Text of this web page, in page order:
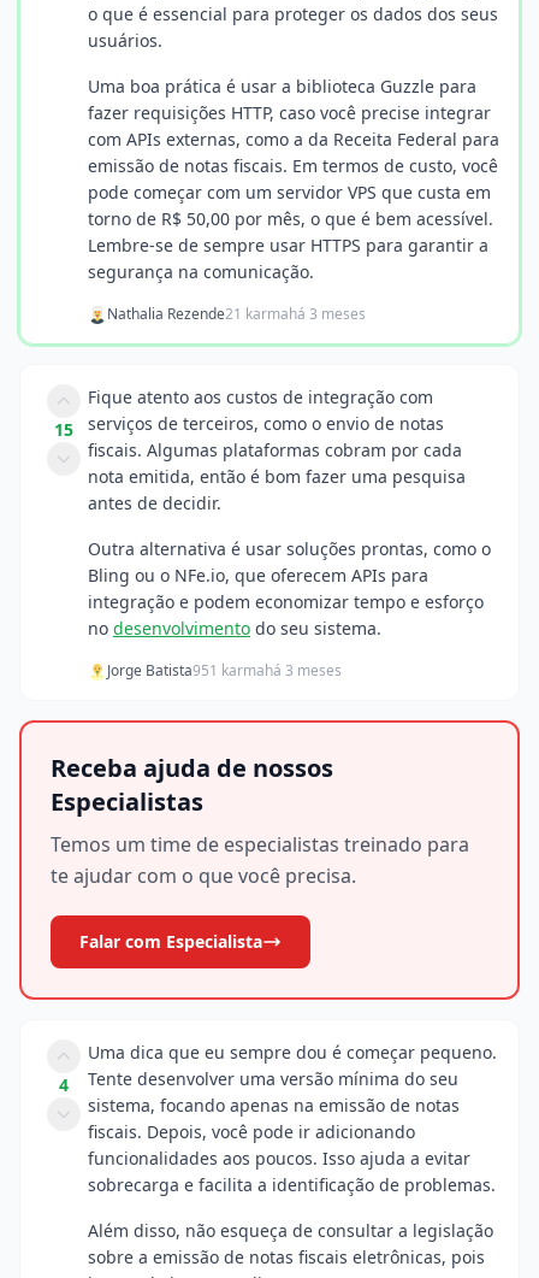
o que é essencial para proteger os dados dos seus
usuários.
Uma boa prática é usar a biblioteca Guzzle para
fazer requisições HTTP, caso você precise integrar
com APIs externas, como a da Receita Federal para
emissão de notas fiscais. Em termos de custo, você
pode começar com um servidor VPS que custa em
torno de R$ 50,00 por mês, o que é bem acessível.
Lembre-se de sempre usar HTTPS para garantir a
segurança na comunicação.
Nathalia Rezende21 karmahá 3 meses
15
Fique atento aos custos de integração com
serviços de terceiros, como o envio de notas
fiscais. Algumas plataformas cobram por cada
nota emitida, então é bom fazer uma pesquisa
antes de decidir.
Outra alternativa é usar soluções prontas, como o
Bling ou o NFe.io, que oferecem APIs para
integração e podem economizar tempo e esforço
no desenvolvimento do seu sistema.
Jorge Batista951 karmahá 3 meses
Receba ajuda de nossos
Especialistas
Temos um time de especialistas treinado para
te ajudar com o que você precisa.
Falar com Especialista
4
Uma dica que eu sempre dou é começar pequeno.
Tente desenvolver uma versão mínima do seu
sistema, focando apenas na emissão de notas
fiscais. Depois, você pode ir adicionando
funcionalidades aos poucos. Isso ajuda a evitar
sobrecarga e facilita a identificação de problemas.
Além disso, não esqueça de consultar a legislação
sobre a emissão de notas fiscais eletrônicas, pois